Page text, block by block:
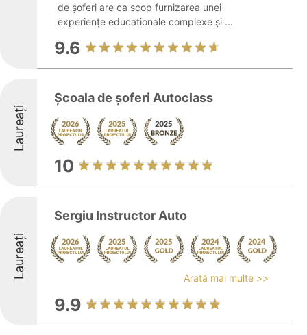
de șoferi are ca scop furnizarea unei
experiențe educaționale complexe și ...
9.6
Laureați
Școala de șoferi Autoclass
10
Laureați
Sergiu Instructor Auto
Arată mai multe >>
9.9